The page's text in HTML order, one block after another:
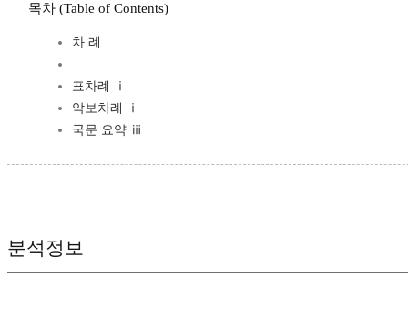
목차 (Table of Contents)
차 례
표차례 ⅰ
악보차례 ⅰ
국문 요약 ⅲ
분석정보